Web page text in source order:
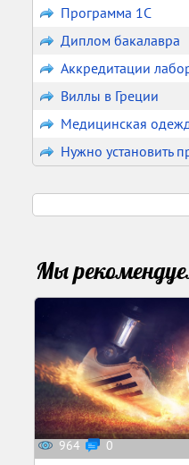
Программа 1С
Диплом бакалавра
Аккредитации
Виллы в Греции
Медицинская
Нужно установить
Мы
964 0